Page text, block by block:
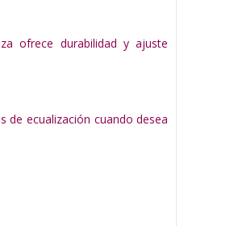
ofrece durabilidad y ajuste
de ecualización cuando desea